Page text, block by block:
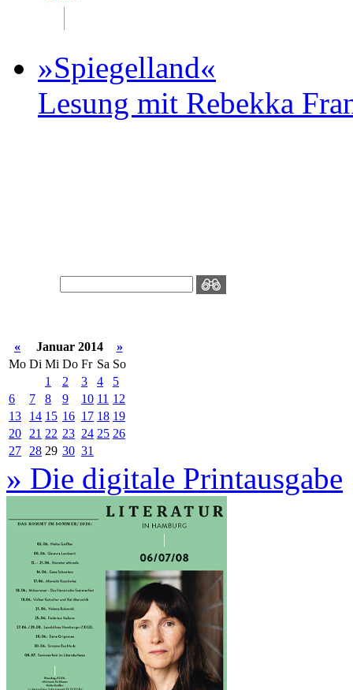
»Spiegelland«
Lesung mit Rebekka
« Januar 2014
»
Mo Di Mi Do Fr Sa So
1
2 3 4
5
6
7 8 9 10 11 12
13
14 15 16 17 18 19
20
21 22 23 24 25 26
27
28 29 30 31
» Die digitale Printausgabe